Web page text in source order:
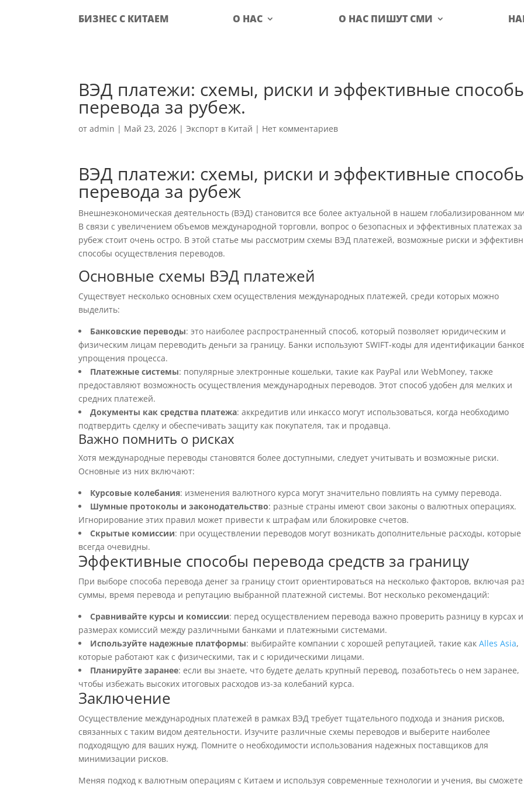
БИЗНЕС С КИТАЕМ О НАС О НАС ПИШУТ СМИ
ВЭД платежи: схемы, риски и эффективные
перевода за рубеж.
отadmin | Май 23, 2026 |Экспорт в Китай | Нет комментариев
ВЭД платежи: схемы, риски и эффективные
перевода за рубеж
Внешнеэкономическая деятельность (ВЭД) становится все более актуальной в нашем глобализированном
В связи с увеличением объемов международной торговли, вопрос о безопасных и эффективных платежах за
рубеж стоит очень остро. В этой статье мы рассмотрим схемы ВЭД платежей, возможные риски и
способы осуществления переводов.
Основные схемы ВЭД платежей
Существует несколько основных схем осуществления международных платежей, среди которых можно
выделить:
Банковские переводы: это наиболее распространенный способ, который позволяет юридическим и
физическим лицам переводить деньги за границу. Банки используют SWIFT-коды для идентификации
упрощения процесса.
Платежные системы: популярные электронные кошельки, такие как PayPal или WebMoney, также
предоставляют возможность осуществления международных переводов. Этот способ удобен для мелких и
средних платежей.
Документы как средства платежа: аккредитив или инкассо могут использоваться, когда необходимо
подтвердить сделку и обеспечивать защиту как покупателя, так и продавца.
Важно помнить о рисках
Хотя международные переводы становятся более доступными, следует учитывать и возможные риски.
Основные из них включают:
Курсовые колебания: изменения валютного курса могут значительно повлиять на сумму перевода.
Шумные протоколы и законодательство: разные страны имеют свои законы о валютных операциях.
Игнорирование этих правил может привести к штрафам или блокировке счетов.
Скрытые комиссии: при осуществлении переводов могут возникать дополнительные расходы, которые
всегда очевидны.
Эффективные способы перевода средств за границу
При выборе способа перевода денег за границу стоит ориентироваться на несколько факторов, включая
суммы, время перевода и репутацию выбранной платежной системы. Вот несколько рекомендаций:
Сравнивайте курсы и комиссии: перед осуществлением перевода важно проверить разницу в курсах и
размерах комиссий между различными банками и платежными системами.
Используйте надежные платформы: выбирайте компании с хорошей репутацией, такие какAlles Asia,
которые работают как с физическими, так и с юридическими лицами.
Планируйте заранее: если вы знаете, что будете делать крупный перевод, позаботьтесь о нем заранее,
чтобы избежать высоких итоговых расходов из-за колебаний курса.
Заключение
Осуществление международных платежей в рамках ВЭД требует тщательного подхода и знания рисков,
связанных с таким видом деятельности. Изучите различные схемы переводов и выберите наиболее
подходящую для ваших нужд. Помните о необходимости использования надежных поставщиков для
минимизации рисков.
Меняя подход к валютным операциям с Китаем и используя современные технологии и учения, вы сможете